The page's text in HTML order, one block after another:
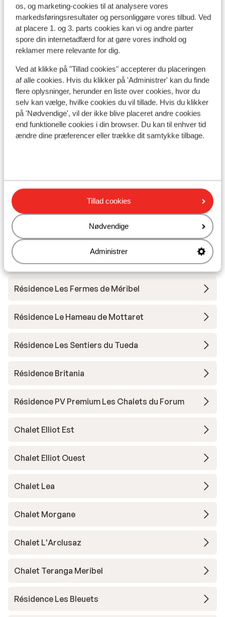
os, og marketing-cookies til at analysere vores
markedsføringsresultater og personliggøre vores tilbud. Ved
at placere 1. og 3. parts cookies kan vi og andre parter
spore din internetadfærd for at gøre vores indhold og
reklamer mere relevante for dig.
Ved at klikke på "Tillad cookies" accepterer du placeringen
af alle cookies. Hvis du klikker på 'Administrer' kan du finde
flere oplysninger, herunder en liste over cookies, hvor du
selv kan vælge, hvilke cookies du vil tillade. Hvis du klikker
på 'Nødvendige', vil der ikke blive placeret andre cookies
end funktionelle cookies i din browser. Du kan til enhver tid
ændre dine præferencer eller trække dit samtykke tilbage.
Tillad cookies
Nødvendige
Administrer
I området
Afstand til centrum: ca. 500 meter
Afstand til lufthavn chambery : ca. 95 kilometer
Afstand til togstation moutiers: ca. 18 kilometer
Afstand til busstoppested til skilift ca. 500 meter
Afstand til skilift ca. 100 meter
Afstand til skiskole ca. 200 meter
Afstand til nærmeste butikker ca. 500 meter
Liftkort/skileje/undervisning
Undervisning
Skileje
Andre overnatningssteder i Les Trois
Vallées
Résidence Les Fermes de Méribel
Résidence Le Hameau de Mottaret
Résidence Les Sentiers du Tueda
Résidence Britania
Résidence PV Premium Les Chalets du Forum
Chalet Elliot Est
Chalet Elliot Ouest
Chalet Lea
Chalet Morgane
Chalet L'Arclusaz
Chalet Teranga Meribel
Résidence Les Bleuets